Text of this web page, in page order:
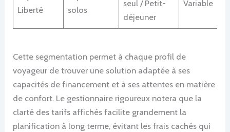
Liberté
solos
seul / Petit-
déjeuner
Variable
Cette segmentation permet à chaque profil de
voyageur de trouver une solution adaptée à ses
capacités de financement et à ses attentes en matière
de confort. Le gestionnaire rigoureux notera que la
clarté des tarifs affichés facilite grandement la
planification à long terme, évitant les frais cachés qui